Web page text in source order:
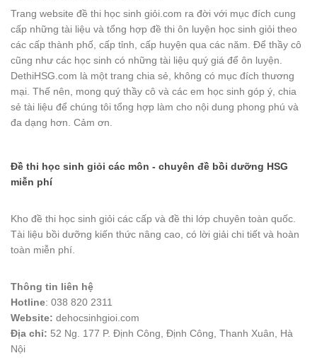
Trang website đề thi học sinh giỏi.com ra đời với mục đích cung
cấp những tài liệu và tổng hợp đề thi ôn luyện học sinh giỏi theo
các cấp thành phố, cấp tỉnh, cấp huyện qua các năm. Để thầy cô
cũng như các học sinh có những tài liệu quý giá để ôn luyện.
DethiHSG.com là một trang chia sẻ, không có mục đích thương
mại. Thế nên, mong quý thầy cô và các em học sinh góp ý, chia
sẻ tài liệu để chúng tôi tổng hợp làm cho nội dung phong phú và
đa dạng hơn. Cảm ơn.
Đề thi học sinh giỏi các môn - chuyên đề bồi dưỡng HSG
miễn phí
Kho đề thi học sinh giỏi các cấp và đề thi lớp chuyên toàn quốc.
Tài liệu bồi dưỡng kiến thức nâng cao, có lời giải chi tiết và hoàn
toàn miễn phí.
Thông tin liên hệ
Hotline: 038 820 2311
Website: dehocsinhgioi.com
Địa chỉ: 52 Ng. 177 P. Định Công, Định Công, Thanh Xuân, Hà
Nội